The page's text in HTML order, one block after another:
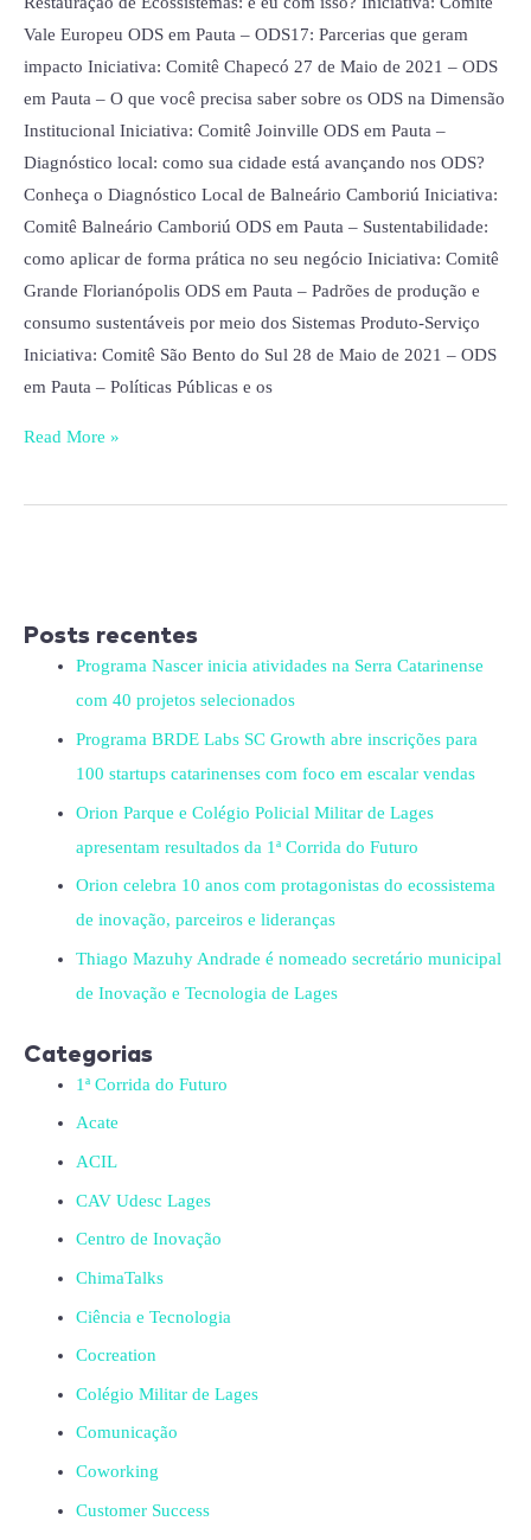
Vale Europeu ODS em Pauta – ODS17: Parcerias que geram
impacto Iniciativa: Comitê Chapecó 27 de Maio de 2021 – ODS
em Pauta – O que você precisa saber sobre os ODS na Dimensão
Institucional Iniciativa: Comitê Joinville ODS em Pauta –
Diagnóstico local: como sua cidade está avançando nos ODS?
Conheça o Diagnóstico Local de Balneário Camboriú Iniciativa:
Comitê Balneário Camboriú ODS em Pauta – Sustentabilidade:
como aplicar de forma prática no seu negócio Iniciativa: Comitê
Grande Florianópolis ODS em Pauta – Padrões de produção e
consumo sustentáveis por meio dos Sistemas Produto-Serviço
Iniciativa: Comitê São Bento do Sul 28 de Maio de 2021 – ODS
em Pauta – Políticas Públicas e os
Read More »
Posts recentes
Programa Nascer inicia atividades na Serra Catarinense
com 40 projetos selecionados
Programa BRDE Labs SC Growth abre inscrições para
100 startups catarinenses com foco em escalar vendas
Orion Parque e Colégio Policial Militar de Lages
apresentam resultados da 1ª Corrida do Futuro
Orion celebra 10 anos com protagonistas do ecossistema
de inovação, parceiros e lideranças
Thiago Mazuhy Andrade é nomeado secretário municipal
de Inovação e Tecnologia de Lages
Categorias
1ª Corrida do Futuro
Acate
ACIL
CAV Udesc Lages
Centro de Inovação
ChimaTalks
Ciência e Tecnologia
Cocreation
Colégio Militar de Lages
Comunicação
Coworking
Customer Success